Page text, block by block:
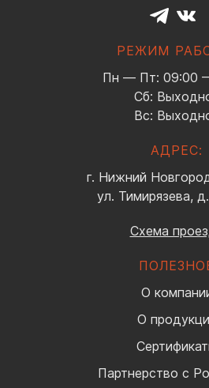
РЕЖИМ
Пн — Пт: 09:00
Сб:
Вс:
АДРЕС:
г. Нижний
ул. Тимирязева,
Схема
О
О
Партнерство с